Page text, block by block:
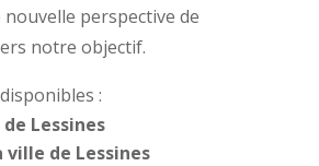
perspective de
notre objectif.
:
Lessines
de Lessines